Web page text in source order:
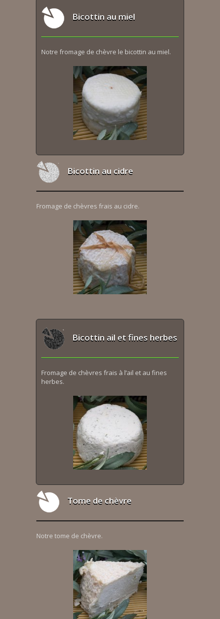
Bicottin au miel
Notre fromage de chèvre le bicottin au miel.
Bicottin au cidre
Fromage de chèvres frais au cidre.
Bicottin ail et fines herbes
Fromage de chèvres frais à l’ail et au fines
herbes.
Tome de chèvre
Notre tome de chèvre.